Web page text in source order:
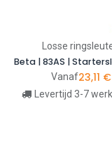
Losse
Vanaf23,11 €
Levertijd 3-7